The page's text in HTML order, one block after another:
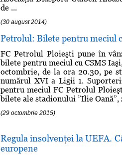
de ...
(30 august 2014)
Petrolul: Bilete pentru meciul
FC Petrolul Ploieşti pune în
bilete pentru meciul cu CSMS
octombrie, de la ora 20.30, pe
numărul XVI a Ligii 1.
pentru meciul FC Petrolul
bilete ale stadionului ”Ilie
(29 octombrie 2015)
Regula insolvenţei la UEFA.
europene